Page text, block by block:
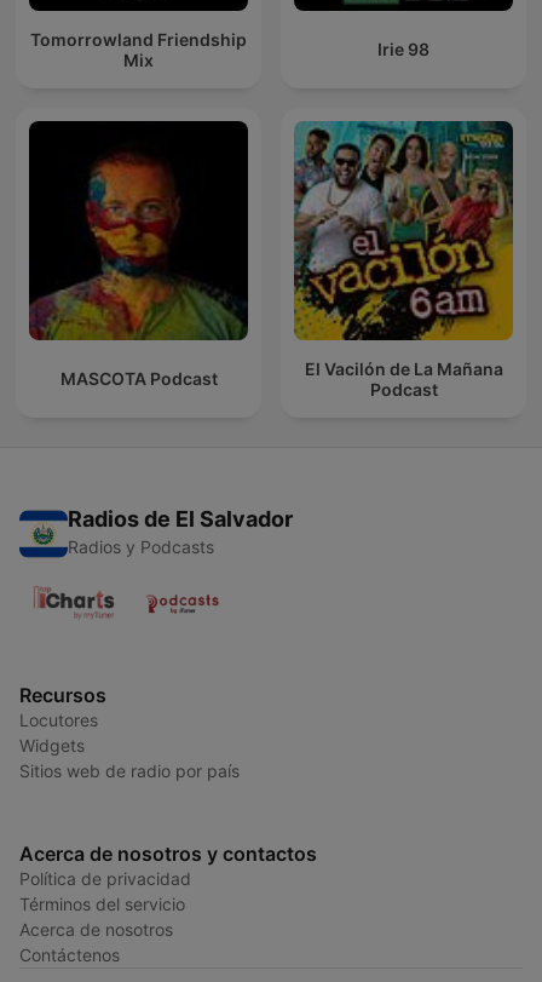
Tomorrowland Friendship
Mix
Irie 98
MASCOTA Podcast
El Vacilón de La Mañana
Podcast
Radios de El Salvador
Radios y Podcasts
Recursos
Locutores
Widgets
Sitios web de radio por país
Acerca de nosotros y contactos
Política de privacidad
Términos del servicio
Acerca de nosotros
Contáctenos